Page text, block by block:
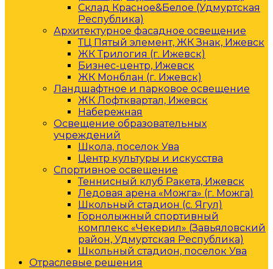
Склад Красное&Белое (Удмуртская
Республика)
Архитектурное фасадное освещение
ТЦ Пятый элемент, ЖК Знак, Ижевск
ЖК Трилогия (г. Ижевск)
Бизнес-центр, Ижевск
ЖК Монблан (г. Ижевск)
Ландшафтное и парковое освещение
ЖК Лофтквартал, Ижевск
Набережная
Освещение образовательных
учреждений
Школа, поселок Ува
Центр культуры и искусства
Спортивное освещение
Теннисный клуб Ракета, Ижевск
Ледовая арена «Можга» (г. Можга)
Школьный стадион (с. Ягул)
Горнолыжный спортивный
комплекс «Чекерил» (Завьяловский
район, Удмуртская Республика)
Школьный стадион, поселок Ува
Отраслевые решения